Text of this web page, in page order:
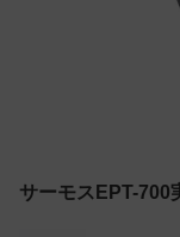
サーモスEPT-700